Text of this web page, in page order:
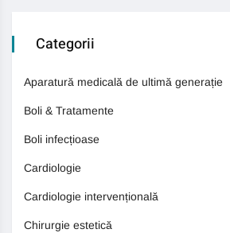
Categorii
Aparatură medicală de ultimă generație
Boli & Tratamente
Boli infecțioase
Cardiologie
Cardiologie intervențională
Chirurgie estetică